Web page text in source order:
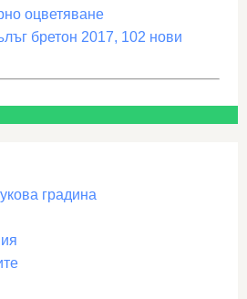
оцветяване
бретон 2017, 102 нови
градина